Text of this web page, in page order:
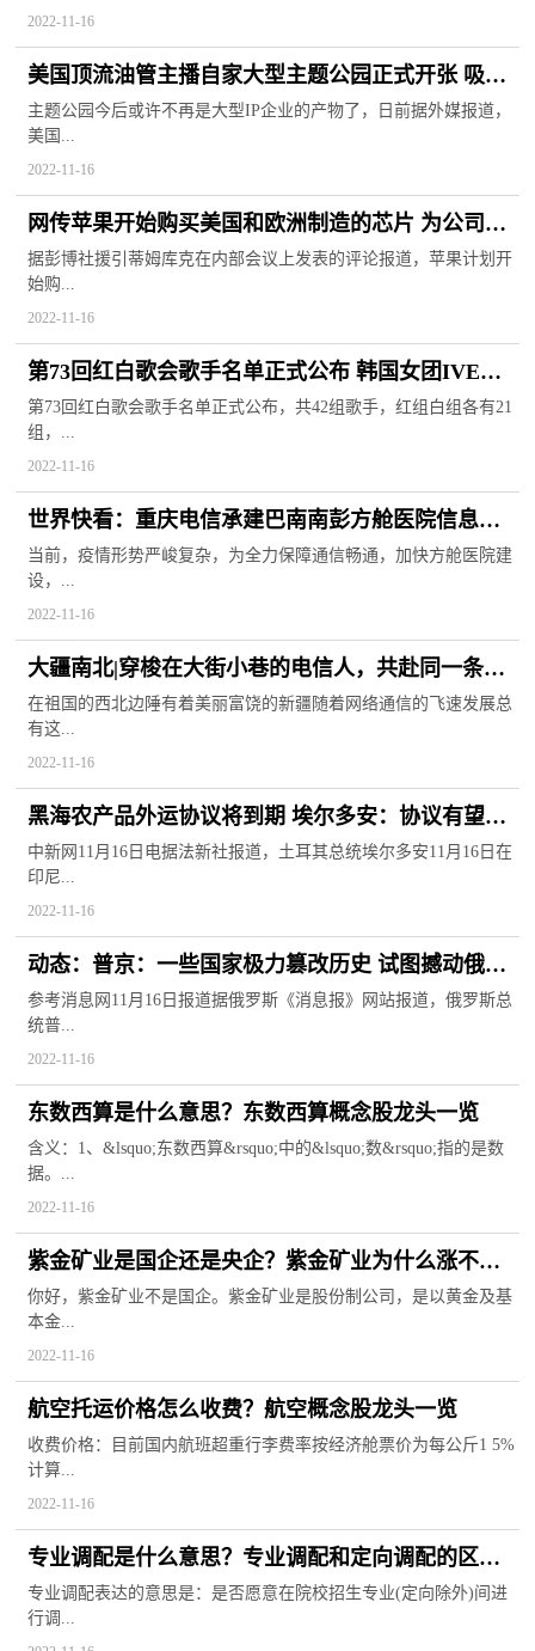
2022-11-16
美国顶流油管主播自家大型主题公园正式开张 吸引
大批游客前往观赏
主题公园今后或许不再是大型IP企业的产物了，日前据外媒报道，
美国...
2022-11-16
网传苹果开始购买美国和欧洲制造的芯片 为公司转
型计划的一部分
据彭博社援引蒂姆库克在内部会议上发表的评论报道，苹果计划开
始购...
2022-11-16
第73回红白歌会歌手名单正式公布 韩国女团IVE与
TWICE入选红组
第73回红白歌会歌手名单正式公布，共42组歌手，红组白组各有21
组，...
2022-11-16
世界快看：重庆电信承建巴南南彭方舱医院信息化
系统平台全面投用
当前，疫情形势严峻复杂，为全力保障通信畅通，加快方舱医院建
设，...
2022-11-16
大疆南北|穿梭在大街小巷的电信人，共赴同一条通
信道路！
在祖国的西北边陲有着美丽富饶的新疆随着网络通信的飞速发展总
有这...
2022-11-16
黑海农产品外运协议将到期 埃尔多安：协议有望延
续0世界热头条
中新网11月16日电据法新社报道，土耳其总统埃尔多安11月16日在
印尼...
2022-11-16
动态：普京：一些国家极力篡改历史 试图撼动俄罗
斯主权
参考消息网11月16日报道据俄罗斯《消息报》网站报道，俄罗斯总
统普...
2022-11-16
东数西算是什么意思？东数西算概念股龙头一览
含义：1、&lsquo;东数西算&rsquo;中的&lsquo;数&rsquo;指的是数
据。...
2022-11-16
紫金矿业是国企还是央企？紫金矿业为什么涨不上
去？
你好，紫金矿业不是国企。紫金矿业是股份制公司，是以黄金及基
本金...
2022-11-16
航空托运价格怎么收费？航空概念股龙头一览
收费价格：目前国内航班超重行李费率按经济舱票价为每公斤1 5%
计算...
2022-11-16
专业调配是什么意思？专业调配和定向调配的区别
是什么？
专业调配表达的意思是：是否愿意在院校招生专业(定向除外)间进
行调...